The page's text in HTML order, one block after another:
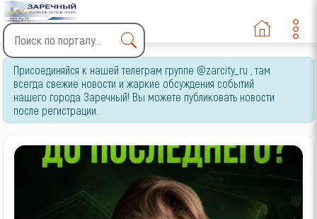
Type 2 or more characters
for results.
Присоединяйся к нашей телеграм группе @zarcity_ru , там
всегда свежие новости и жаркие обсуждения событий
нашего города Заречный! Вы можете публиковать новости
после регистрации.